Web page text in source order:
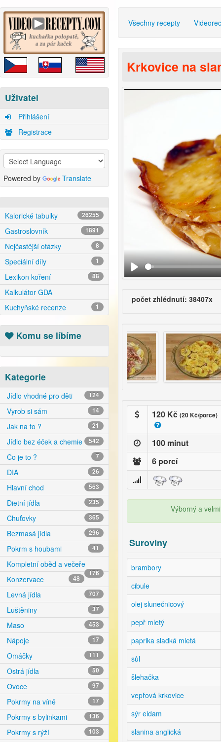
Uživatel
Přihlášení
Registrace
Powered by Translate
Kalorické tabulky 26255
Gastroslovník 1891
Nejčastější otázky 8
Speciální díly 1
Lexikon koření 88
Kalkulátor GDA
Kuchyňské recenze
1
Komu se líbíme
Kategorie
Jídlo vhodné pro děti 124
Vyrob si sám 14
Jak na to ? 21
Jídlo bez éček a chemie 542
Co je to ? 7
DIA 26
Hlavní chod 563
Dietní jídla 235
Chuťovky 365
Bezmasá jídla 296
Pokrm s houbami 41
Kompletní oběd a večeře
176
Konzervace 48
Levná jídla 707
Luštěniny 37
Maso 453
Nápoje 17
Omáčky 111
Ostrá jídla 50
Ovoce 97
Pokrmy na víně 17
Pokrmy s bylinkami 136
Pokrmy s rýží 103
Všechny recepty
Krkovice na
počet zhlédnutí: 38407x
120 Kč (20 Kč/porce)
100 minut
6 porcí
Výborný a
Suroviny
brambory
cibule
olej slunečnicový
pepř mletý
paprika sladká mletá
sůl
šlehačka
vepřová krkovice
sýr eidam
slanina anglická